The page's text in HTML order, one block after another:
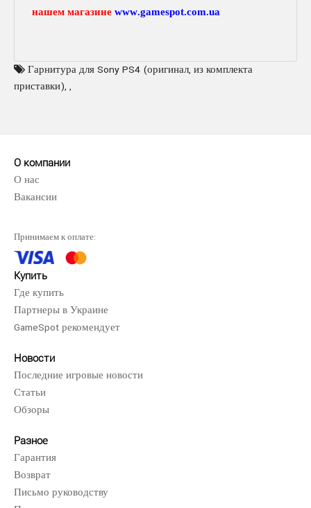
нашем магазине www.gamespot.com.ua
Гарнитура для Sony PS4 (оригинал, из комплекта
приставки), ,
О компании
О нас
Вакансии
Принимаем к оплате:
Купить
Где купить
Партнеры в Украине
GameSpot рекомендует
Новости
Последние игровые новости
Статьи
Обзоры
Разное
Гарантия
Возврат
Письмо руководству